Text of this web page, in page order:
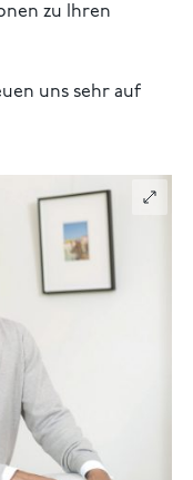
zu Ihren
uns sehr auf